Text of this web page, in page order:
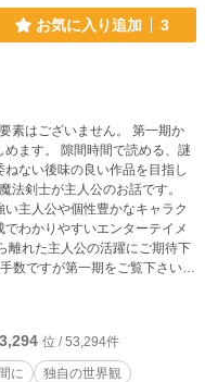
お気に入り追加 3
素はございません。 第一期か
ます。 隙間時間で読める、謎
ない後味の良い作品を目指し
主人公や個性豊かなキャラク
わかりやすいエンターテイメ
離れた主人公の活躍にご期待下
クしており不備は修正いたし
より
位 / 53,294件
に
独自の世界観